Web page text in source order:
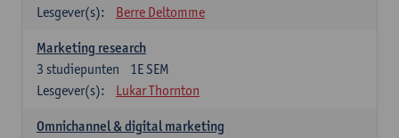
Lesgever(s):
Berre Deltomme
Marketing research
1E SEM
3 studiepunten
Lesgever(s):
Lukar Thornton
Omnichannel & digital marketing